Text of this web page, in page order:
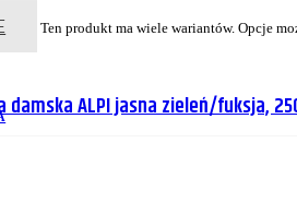
Ten produkt ma wiele wariantów. Opcje
damska ALPI jasna zieleń/fuksja,